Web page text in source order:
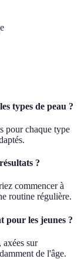
types de peau ?
pour chaque type
?
commencer à
routine régulière.
pour les jeunes ?
sur
de l'âge.